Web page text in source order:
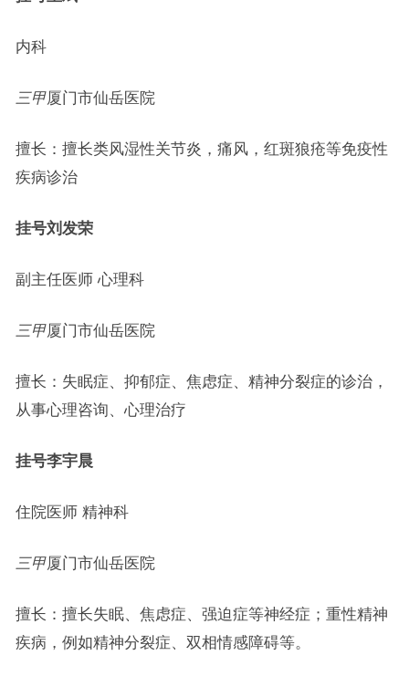
内科
三甲厦门市仙岳医院
擅长：擅长类风湿性关节炎，痛风，红斑狼疮等免疫性
疾病诊治
挂号刘发荣
副主任医师 心理科
三甲厦门市仙岳医院
擅长：失眠症、抑郁症、焦虑症、精神分裂症的诊治，
从事心理咨询、心理治疗
挂号李宇晨
住院医师 精神科
三甲厦门市仙岳医院
擅长：擅长失眠、焦虑症、强迫症等神经症；重性精神
疾病，例如精神分裂症、双相情感障碍等。